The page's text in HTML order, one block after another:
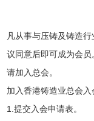
凡从事与压铸及铸造
议同意后即可成为会
请加入总会。
加入香港铸造业总会入
1.提交入会申请表。